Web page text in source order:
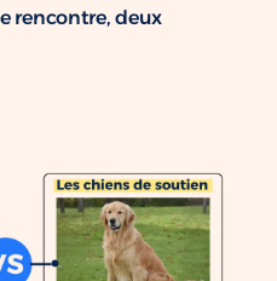
rencontre, deux